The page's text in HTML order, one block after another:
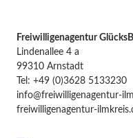
Freiwilligenagentur
Lindenallee 4 a
99310 Arnstadt
Tel: +49 (0)3628 5133230
info@freiwilligenagentur-
freiwilligenagentur-